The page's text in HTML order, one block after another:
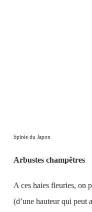
Spirée du Japon
Arbustes champêtres
A ces haies fleuries, on
(d’une hauteur qui peut